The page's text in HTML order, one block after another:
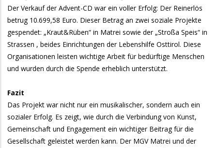
Der Verkauf der Advent-CD war ein voller Erfolg: Der Reinerlös
betrug 10.699,58 Euro. Dieser Betrag an zwei soziale Projekte
gespendet: „Kraut&Rüben“ in Matrei sowie der „Stroßa Speis“ in
Strassen , beides Einrichtungen der Lebenshilfe Osttirol. Diese
Organisationen leisten wichtige Arbeit für bedürftige Menschen
und wurden durch die Spende erheblich unterstützt.
Fazit
Das Projekt war nicht nur ein musikalischer, sondern auch ein
sozialer Erfolg. Es zeigt, wie durch die Verbindung von Kunst,
Gemeinschaft und Engagement ein wichtiger Beitrag für die
Gesellschaft geleistet werden kann. Der MGV Matrei und der